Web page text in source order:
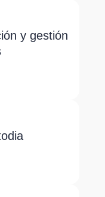
y gestión